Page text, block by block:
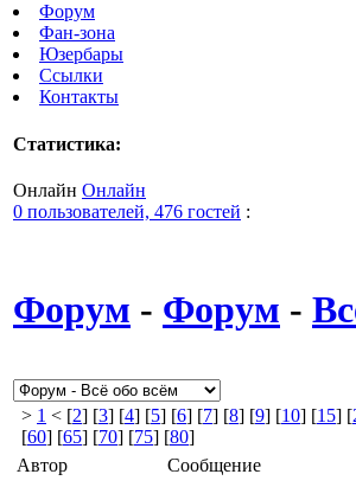
Форум
Фан-зона
Юзербары
Ссылки
Контакты
Статистика:
Онлайн Онлайн
0 пользователей, 476 гостей :
Форум - Форум -
> 1 < [2] [3] [4] [5] [6] [7] [8] [9] [10] [15] [
[60] [65] [70] [75] [80]
Автор
Сообщение